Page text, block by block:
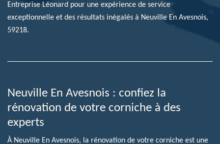
Entreprise Léonard pour une expérience de service
exceptionnelle et des résultats inégalés à Neuville En Avesnois,
59218.
Neuville En Avesnois : confiez la
rénovation de votre corniche à des
experts
À Neuville En Avesnois, la rénovation de votre corniche est une